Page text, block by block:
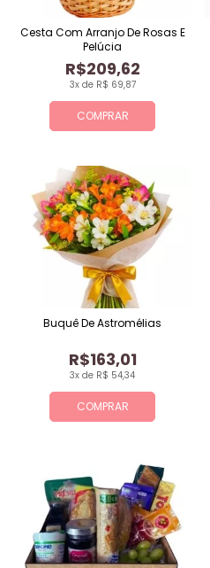
COMPRAR
3x de R$ 69,87
R$209,62
Cesta Com Arranjo De Rosas E
Pelúcia
COMPRAR
3x de R$ 54,34
R$163,01
Buquê De Astromélias